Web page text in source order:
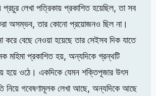
প্রচুর লেখা পত্রিকায় প্রকাশিত হয়েছিল, তা সব
অসম্ভব, তার কোনো প্রয়োজনও ছিল না।
করে বেছে নেওয়া হয়েছে তার সেইসব দিক যাতে
মহিমা প্রকাশিত হয়, অন্যদিকে গ্রন্থটি
হয়ে ওঠে। একদিকে যেমন শক্তিপূজার উৎস
নিয়ে গবেষণামূলক লেখা আছে, অন্যদিকে আছে